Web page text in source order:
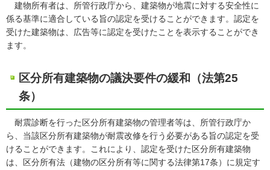
建物所有者は、所管行政庁から、建築物が地震に対する安全性に
係る基準に適合している旨の認定を受けることができます。認定を
受けた建築物は、広告等に認定を受けたことを表示することができ
ます。
区分所有建築物の議決要件の緩和（法第25
条）
耐震診断を行った区分所有建築物の管理者等は、所管行政庁か
ら、当該区分所有建築物が耐震改修を行う必要がある旨の認定を受
けることができます。これにより、認定を受けた区分所有建築物
は、区分所有法（建物の区分所有等に関する法律第17条）に規定す